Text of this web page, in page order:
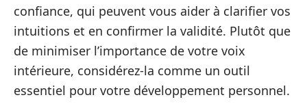
confiance, qui peuvent vous aider à clarifier vos
intuitions et en confirmer la validité. Plutôt que
de minimiser l’importance de votre voix
intérieure, considérez-la comme un outil
essentiel pour votre développement personnel.